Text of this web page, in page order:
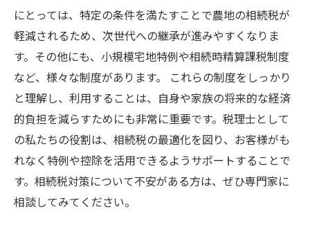
にとっては、特定の条件を満たすことで農地の相続税が
軽減されるため、次世代への継承が進みやすくなりま
す。その他にも、小規模宅地特例や相続時精算課税制度
など、様々な制度があります。 これらの制度をしっかり
と理解し、利用することは、自身や家族の将来的な経済
的負担を減らすためにも非常に重要です。税理士として
の私たちの役割は、相続税の最適化を図り、お客様がも
れなく特例や控除を活用できるようサポートすることで
す。相続税対策について不安がある方は、ぜひ専門家に
相談してみてください。